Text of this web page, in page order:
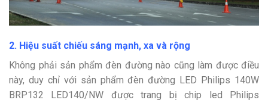
2. Hiệu suất chiếu sáng mạnh, xa và rộng
Không phải sản phẩm đèn đường nào cũng làm được điều
này, duy chỉ với sản phẩm đèn đường LED Philips 140W
BRP132 LED140/NW được trang bị chip led Philips